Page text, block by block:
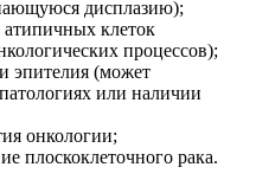
дисплазию);
клеток
процессов);
эпителия (может
или наличии
онкологии;
плоскоклеточного рака.